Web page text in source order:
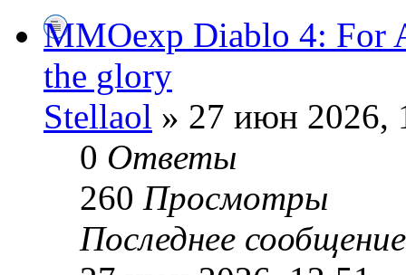
MMOexp Diablo 4: For
the glory
Stellaol » 27 июн 2026,
0 Ответы
260 Просмотры
Последнее